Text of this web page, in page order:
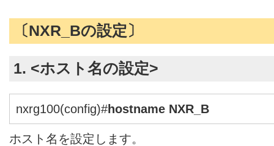
〔NXR_Bの設定〕
1. <ホスト名の設定>
nxrg100(config)#hostname NXR_B
ホスト名を設定します。